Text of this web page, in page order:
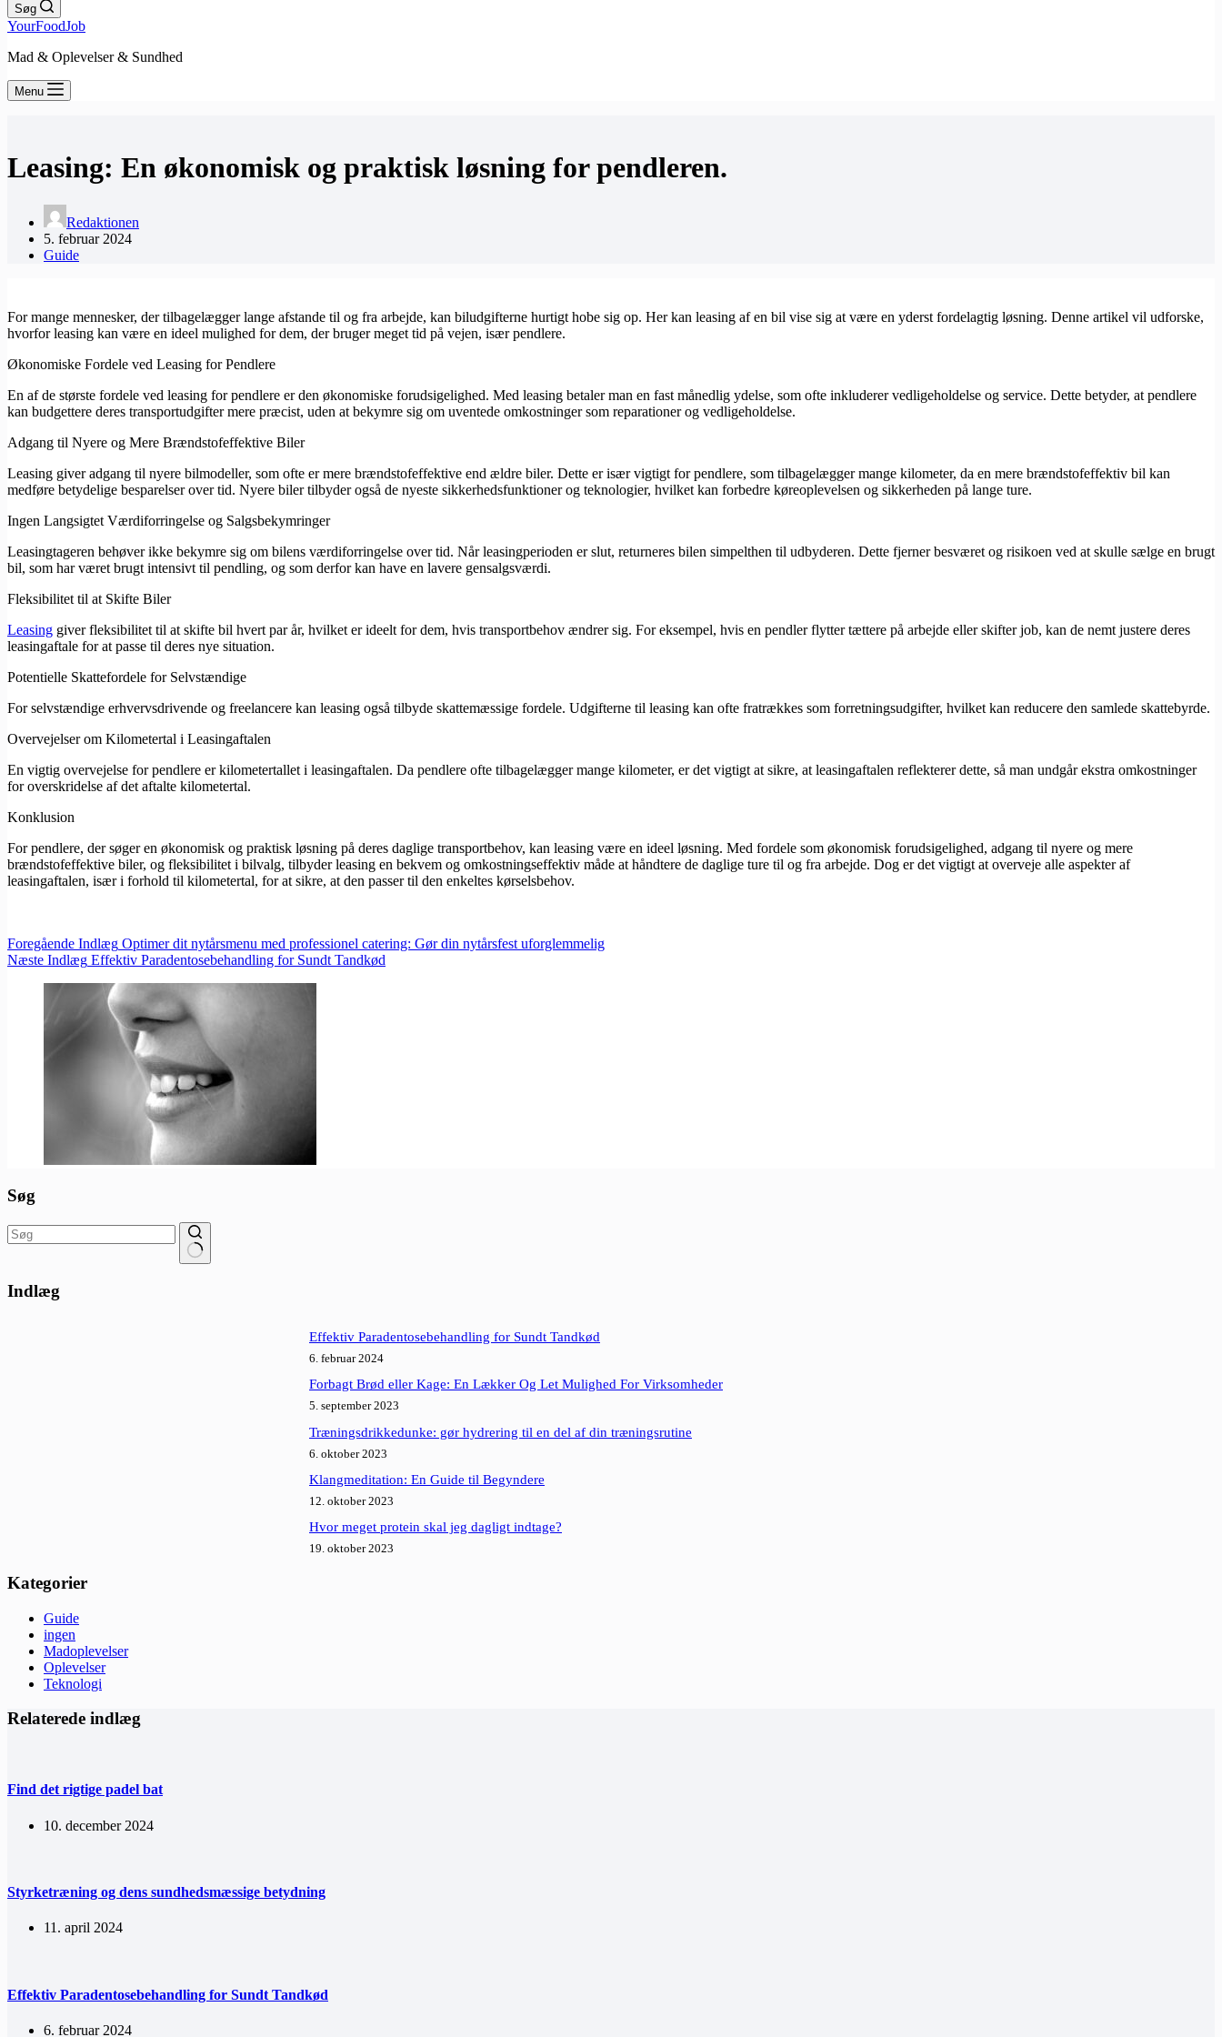
Søg
YourFoodJob
Mad & Oplevelser & Sundhed
Menu
Leasing: En økonomisk og praktisk løsning for pendleren.
Redaktionen
5. februar 2024
Guide
For mange mennesker, der tilbagelægger lange afstande til og fra arbejde, kan biludgifterne hurtigt hobe sig op. Her kan leasing af en bil vise sig at være en yderst fordelagtig løsning. Denne artikel vil udforske,
hvorfor leasing kan være en ideel mulighed for dem, der bruger meget tid på vejen, især pendlere.
Økonomiske Fordele ved Leasing for Pendlere
En af de største fordele ved leasing for pendlere er den økonomiske forudsigelighed. Med leasing betaler man en fast månedlig ydelse, som ofte inkluderer vedligeholdelse og service. Dette betyder, at pendlere
kan budgettere deres transportudgifter mere præcist, uden at bekymre sig om uventede omkostninger som reparationer og vedligeholdelse.
Adgang til Nyere og Mere Brændstofeffektive Biler
Leasing giver adgang til nyere bilmodeller, som ofte er mere brændstofeffektive end ældre biler. Dette er især vigtigt for pendlere, som tilbagelægger mange kilometer, da en mere brændstofeffektiv bil kan
medføre betydelige besparelser over tid. Nyere biler tilbyder også de nyeste sikkerhedsfunktioner og teknologier, hvilket kan forbedre køreoplevelsen og sikkerheden på lange ture.
Ingen Langsigtet Værdiforringelse og Salgsbekymringer
Leasingtageren behøver ikke bekymre sig om bilens værdiforringelse over tid. Når leasingperioden er slut, returneres bilen simpelthen til udbyderen. Dette fjerner besværet og risikoen ved at skulle sælge en brugt
bil, som har været brugt intensivt til pendling, og som derfor kan have en lavere gensalgsværdi.
Fleksibilitet til at Skifte Biler
Leasing giver fleksibilitet til at skifte bil hvert par år, hvilket er ideelt for dem, hvis transportbehov ændrer sig. For eksempel, hvis en pendler flytter tættere på arbejde eller skifter job, kan de nemt justere deres
leasingaftale for at passe til deres nye situation.
Potentielle Skattefordele for Selvstændige
For selvstændige erhvervsdrivende og freelancere kan leasing også tilbyde skattemæssige fordele. Udgifterne til leasing kan ofte fratrækkes som forretningsudgifter, hvilket kan reducere den samlede skattebyrde.
Overvejelser om Kilometertal i Leasingaftalen
En vigtig overvejelse for pendlere er kilometertallet i leasingaftalen. Da pendlere ofte tilbagelægger mange kilometer, er det vigtigt at sikre, at leasingaftalen reflekterer dette, så man undgår ekstra omkostninger
for overskridelse af det aftalte kilometertal.
Konklusion
For pendlere, der søger en økonomisk og praktisk løsning på deres daglige transportbehov, kan leasing være en ideel løsning. Med fordele som økonomisk forudsigelighed, adgang til nyere og mere
brændstofeffektive biler, og fleksibilitet i bilvalg, tilbyder leasing en bekvem og omkostningseffektiv måde at håndtere de daglige ture til og fra arbejde. Dog er det vigtigt at overveje alle aspekter af
leasingaftalen, især i forhold til kilometertal, for at sikre, at den passer til den enkeltes kørselsbehov.
Foregående Indlæg Optimer dit nytårsmenu med professionel catering: Gør din nytårsfest uforglemmelig
Næste Indlæg Effektiv Paradentosebehandling for Sundt Tandkød
Søg
resultater
Indlæg
Effektiv Paradentosebehandling for Sundt Tandkød
6. februar 2024
Forbagt Brød eller Kage: En Lækker Og Let Mulighed For Virksomheder
5. september 2023
Træningsdrikkedunke: gør hydrering til en del af din træningsrutine
6. oktober 2023
Klangmeditation: En Guide til Begyndere
12. oktober 2023
Hvor meget protein skal jeg dagligt indtage?
19. oktober 2023
Kategorier
Guide
ingen
Madoplevelser
Oplevelser
Teknologi
Relaterede indlæg
Find det rigtige padel bat
10. december 2024
Styrketræning og dens sundhedsmæssige betydning
11. april 2024
Effektiv Paradentosebehandling for Sundt Tandkød
6. februar 2024